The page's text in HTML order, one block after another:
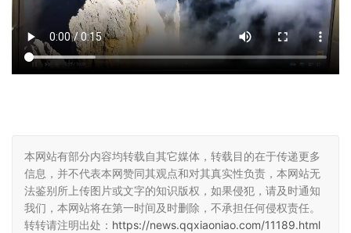
本网站有部分内容均转载自其它媒体，转载目的在于传递更多
信息，并不代表本网赞同其观点和对其真实性负责，本网站无
法鉴别所上传图片或文字的知识版权，如果侵犯，请及时通知
我们，本网站将在第一时间及时删除，不承担任何侵权责任。
转转请注明出处： https://news.qqxiaoniao.com/11189.html